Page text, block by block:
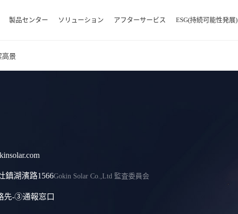
製品センター ソリューション アフターサービス ESG(持続可能性発展)
高景
鎮湖濱路1566Gokin Solar Co.,Ltd 監査委員会
先-③通報窓口